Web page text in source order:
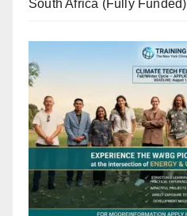
South Africa (Fully Funded)